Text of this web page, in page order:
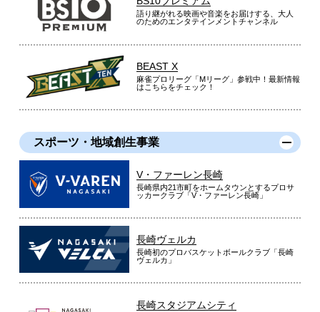
商品により、同一シリーズをご購入された方の声を含みます。
語り継がれる映画や音楽をお届けする、大人
のためのエンタテインメントチャンネル
BEAST X
麻雀プロリーグ「Mリーグ」参戦中！最新情報
はこちらをチェック！
スポーツ・地域創生事業
V・ファーレン長崎
長崎県内21市町をホームタウンとするプロサ
ッカークラブ「V・ファーレン長崎」
長崎ヴェルカ
長崎初のプロバスケットボールクラブ「長崎
ヴェルカ」
長崎スタジアムシティ